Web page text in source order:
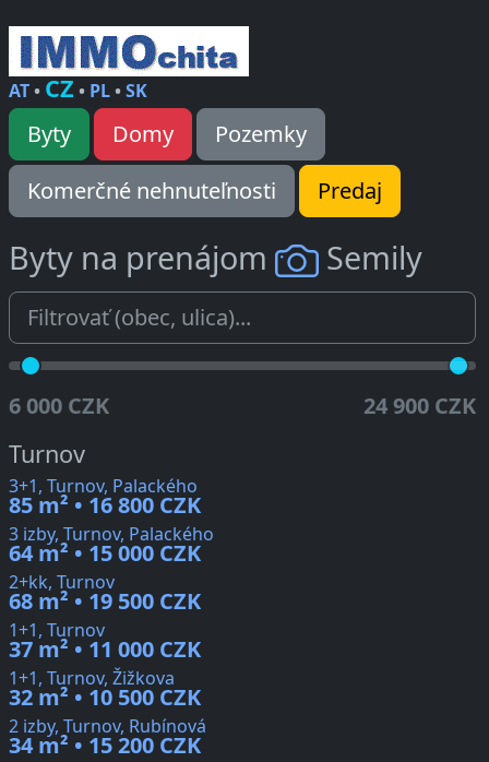
AT• CZ • PL•SK
Byty Domy
Pozemky
Komerčné nehnuteľnosti
Predaj
Byty na prenájom Semily
6 000 CZK 24 900 CZK
Turnov
3+1, Turnov, Palackého
85 m² • 16 800 CZK
3 izby, Turnov, Palackého
64 m² • 15 000 CZK
2+kk, Turnov
68 m² • 19 500 CZK
1+1, Turnov
37 m² • 11 000 CZK
1+1, Turnov, Žižkova
32 m² • 10 500 CZK
2 izby, Turnov, Rubínová
34 m² • 15 200 CZK